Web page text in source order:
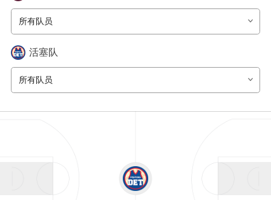
所有队员
活塞队
所有队员